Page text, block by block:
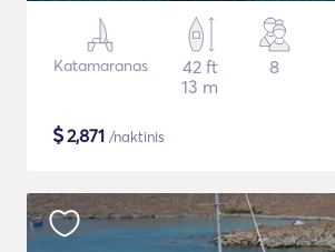
Katamaranas
42 ft
13 m
8
$2,871 /naktinis